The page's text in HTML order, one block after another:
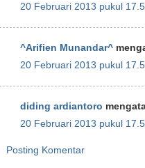
20 Februari 2013 pukul
^Arifien Munandar^
20 Februari 2013 pukul
diding ardiantoro
20 Februari 2013 pukul
Posting Komentar